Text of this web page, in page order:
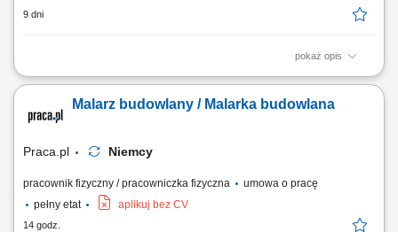
9 dni
pokaż opis
prace przygotowawcze i demontażowe;szpachlowanie, gładzie i
wykonywanie zabudów;układanie podłóg – panele, winyl,
parkiet;montaż drzwi i listew;podstawowe prace instalacyjne – sanitarne
Malarz budowlany / Malarka budowlana
Praca.pl Niemcy
pracownik fizyczny / pracowniczka fizyczna
umowa o pracę
pełny etat
aplikuj bez CV
14 godz.